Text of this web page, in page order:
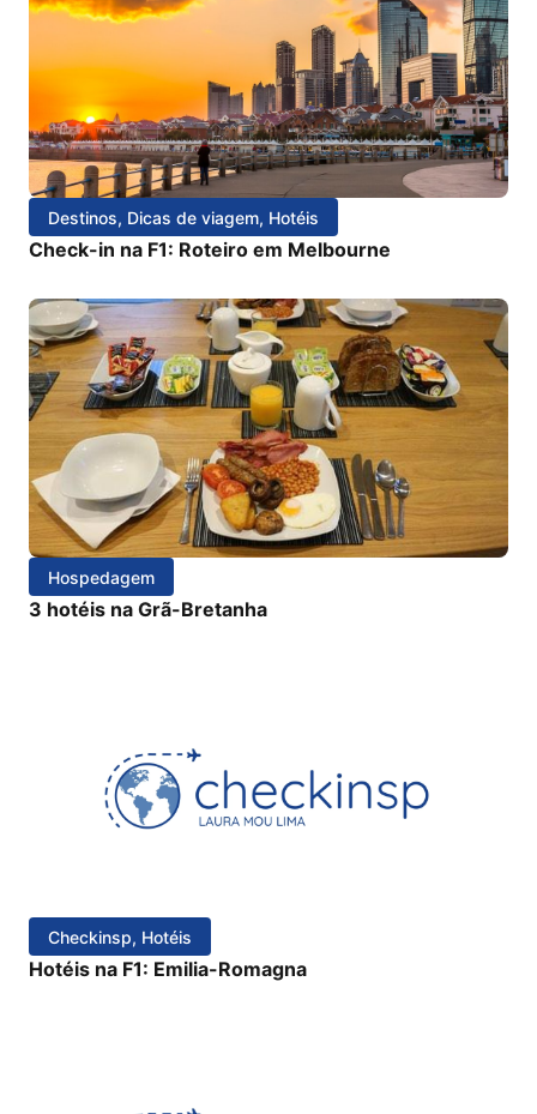
Destinos, Dicas de viagem, Hotéis
Check-in na F1: Roteiro em Melbourne
Hospedagem
3 hotéis na Grã-Bretanha
Checkinsp, Hotéis
Hotéis na F1: Emilia-Romagna